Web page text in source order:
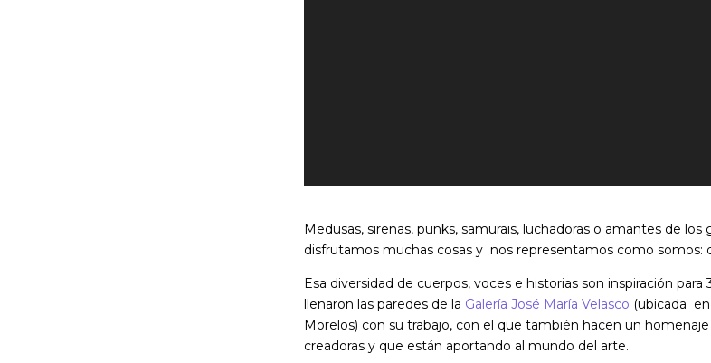
Medusas, sirenas, punks, samurais, luchadoras o amantes de
disfrutamos muchas cosas y nos representamos como somos:
Esa diversidad de cuerpos, voces e historias son inspiración para
llenaron las paredes de la Galería José María Velasco (ubicada
Morelos) con su trabajo, con el que también hacen un
creadoras y que están aportando al mundo del arte.